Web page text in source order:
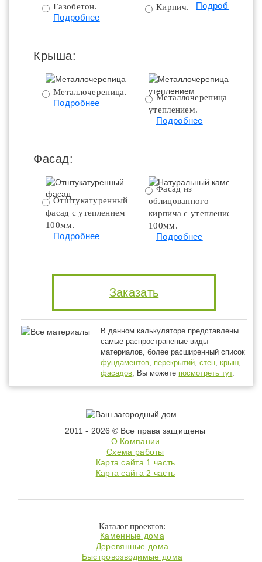
Газобетон.
Подробнее
Кирпич. Подробнее
Крыша:
Металлочерепица.
Подробнее
Металлочерепица с
утеплением.
Подробнее
Фасад:
Отштукатуренный
фасад с утеплением
100мм.
Подробнее
Фасад из
облицованного
кирпича с утеплением
100мм.
Подробнее
Заказать
В данном калькуляторе представлены
самые распространеные виды
материалов, более расширенный список
фундаментов, перекрытий,стен,крыш,
фасадов, Вы можете посмотреть тут.
2011 - 2026 © Все права защищены
О Компании
Схема работы
Карта сайта 1 часть
Карта сайта 2 часть
Каталог проектов:
Каменные дома
Деревянные дома
Быстровозводимые дома